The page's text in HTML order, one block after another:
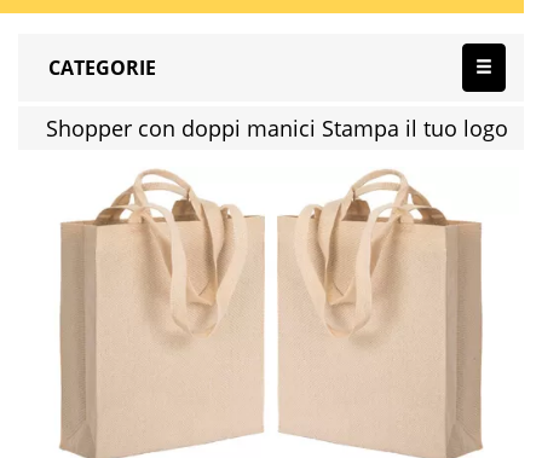
CATEGORIE
Shopper con doppi manici Stampa il tuo logo